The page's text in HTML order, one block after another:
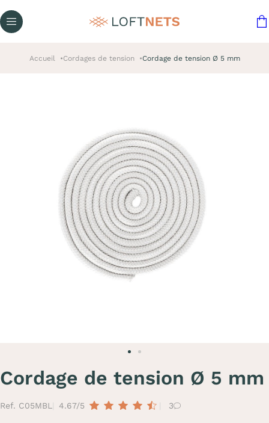
Accueil Cordages de tension Cordage de tension Ø 5 mm
Cordage de tension Ø 5 mm
Ref. C05MBL 4.67/5 3